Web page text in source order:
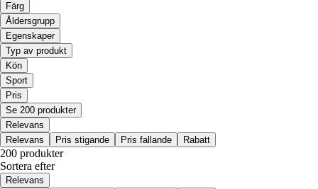
Färg
Åldersgrupp
Egenskaper
Typ av produkt
Kön
Sport
Pris
Se 200 produkter
Relevans
Relevans
Pris stigande Pris fallande Rabatt
200 produkter
Sortera efter
Relevans